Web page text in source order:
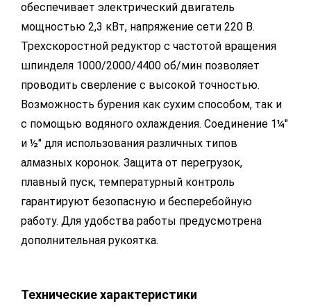
обеспечивает электрический двигатель
мощностью 2,3 кВт, напряжение сети 220 В.
Трехскоростной редуктор с частотой вращения
шпинделя 1000/2000/4400 об/мин позволяет
проводить сверление с высокой точностью.
Возможность бурения как сухим способом, так и
с помощью водяного охлаждения. Соединение 1¼"
и ½" для использования различных типов
алмазных коронок. Защита от перегрузок,
плавный пуск, температурный контроль
гарантируют безопасную и бесперебойную
работу. Для удобства работы предусмотрена
дополнительная рукоятка.
Технические характеристики